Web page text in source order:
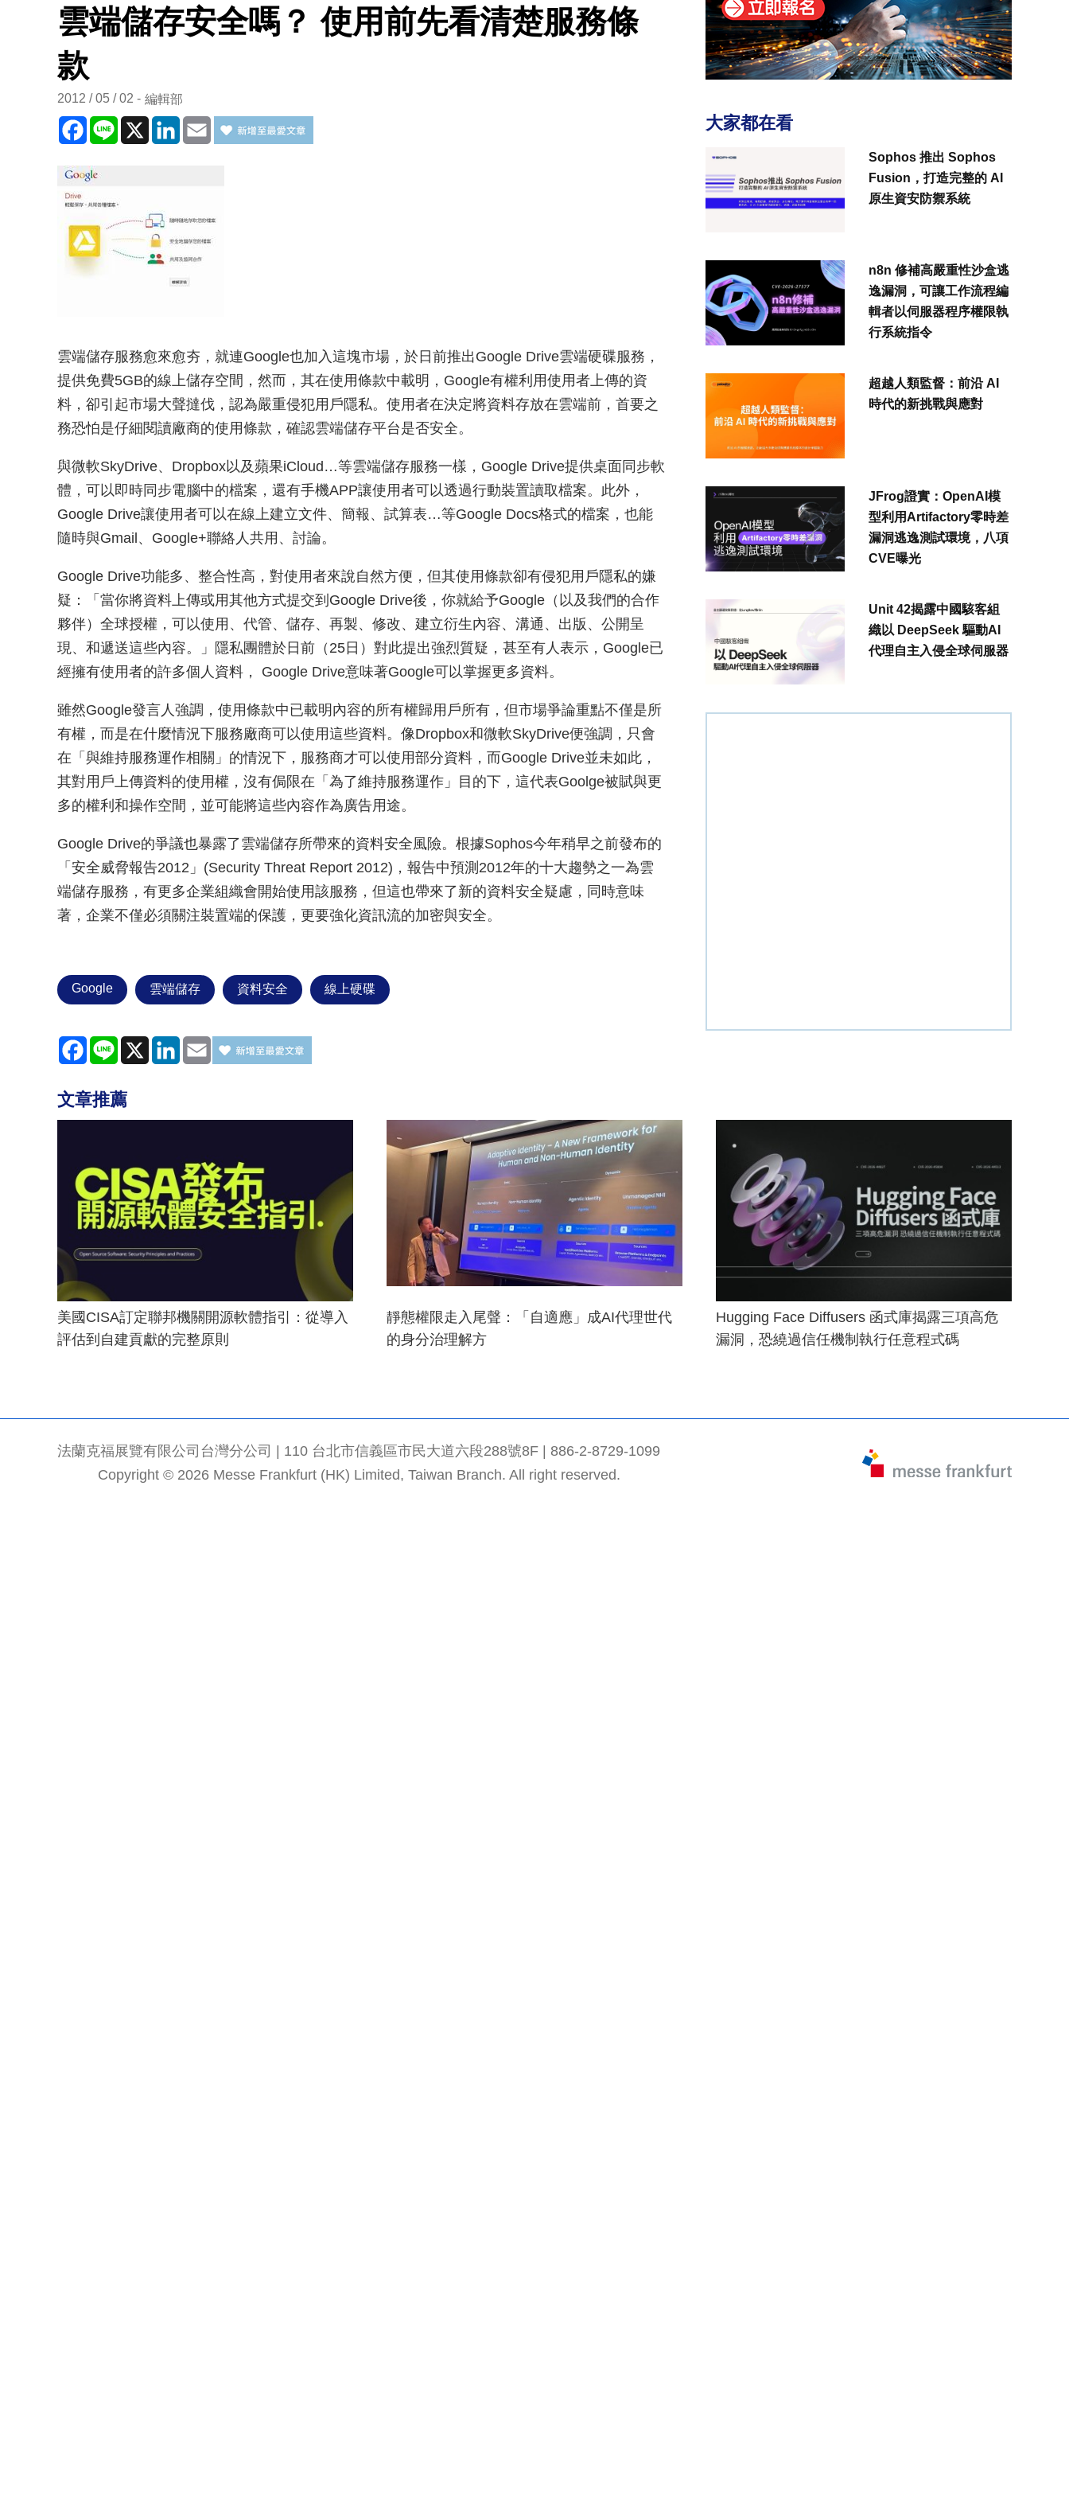
雲端儲存安全嗎？ 使用前先看清楚服務條
款
2012 / 05 / 02 編輯部
Facebook
Line X LinkedInEmail
雲端儲存服務愈來愈夯，就連Google也加入這塊市場，於日前推出Google Drive雲端硬碟服務，
提供免費5GB的線上儲存空間，然而，其在使用條款中載明，Google有權利用使用者上傳的資
料，卻引起市場大聲撻伐，認為嚴重侵犯用戶隱私。使用者在決定將資料存放在雲端前，首要之
務恐怕是仔細閱讀廠商的使用條款，確認雲端儲存平台是否安全。
與微軟SkyDrive、Dropbox以及蘋果iCloud…等雲端儲存服務一樣，Google Drive提供桌面同步軟
體，可以即時同步電腦中的檔案，還有手機APP讓使用者可以透過行動裝置讀取檔案。此外，
Google Drive讓使用者可以在線上建立文件、簡報、試算表…等Google Docs格式的檔案，也能
隨時與Gmail、Google+聯絡人共用、討論。
Google Drive功能多、整合性高，對使用者來說自然方便，但其使用條款卻有侵犯用戶隱私的嫌
疑：「當你將資料上傳或用其他方式提交到Google Drive後，你就給予Google（以及我們的合作
夥伴）全球授權，可以使用、代管、儲存、再製、修改、建立衍生內容、溝通、出版、公開呈
現、和遞送這些內容。」隱私團體於日前（25日）對此提出強烈質疑，甚至有人表示，Google已
經擁有使用者的許多個人資料， Google Drive意味著Google可以掌握更多資料。
雖然Google發言人強調，使用條款中已載明內容的所有權歸用戶所有，但市場爭論重點不僅是所
有權，而是在什麼情況下服務廠商可以使用這些資料。像Dropbox和微軟SkyDrive便強調，只會
在「與維持服務運作相關」的情況下，服務商才可以使用部分資料，而Google Drive並未如此，
其對用戶上傳資料的使用權，沒有侷限在「為了維持服務運作」目的下，這代表Goolge被賦與更
多的權利和操作空間，並可能將這些內容作為廣告用途。
Google Drive的爭議也暴露了雲端儲存所帶來的資料安全風險。根據Sophos今年稍早之前發布的
「安全威脅報告2012」(Security Threat Report 2012)，報告中預測2012年的十大趨勢之一為雲
端儲存服務，有更多企業組織會開始使用該服務，但這也帶來了新的資料安全疑慮，同時意味
著，企業不僅必須關注裝置端的保護，更要強化資訊流的加密與安全。
Google 雲端儲存 資料安全 線上硬碟
Facebook
Line X LinkedInEmail
大家都在看
Sophos 推出 Sophos
Fusion，打造完整的 AI
原生資安防禦系統
n8n 修補高嚴重性沙盒逃
逸漏洞，可讓工作流程編
輯者以伺服器程序權限執
行系統指令
超越人類監督：前沿 AI
時代的新挑戰與應對
JFrog證實：OpenAI模
型利用Artifactory零時差
漏洞逃逸測試環境，八項
CVE曝光
Unit 42揭露中國駭客組
織以 DeepSeek 驅動AI
代理自主入侵全球伺服器
文章推薦
美國CISA訂定聯邦機關開源軟體指引：從導入
評估到自建貢獻的完整原則
靜態權限走入尾聲：「自適應」成AI代理世代
的身分治理解方
Hugging Face Diffusers 函式庫揭露三項高危
漏洞，恐繞過信任機制執行任意程式碼
法蘭克福展覽有限公司台灣分公司 | 110 台北市信義區市民大道六段288號8F | 886-2-8729-1099
Copyright © 2026 Messe Frankfurt (HK) Limited, Taiwan Branch. All right reserved.